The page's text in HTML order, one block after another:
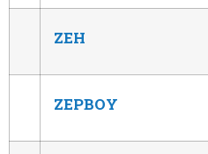
ΖΕΗ
ΖΕΡΒΟΥ